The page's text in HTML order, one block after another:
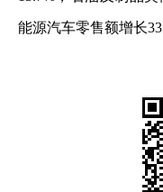
能源汽车零售额增长